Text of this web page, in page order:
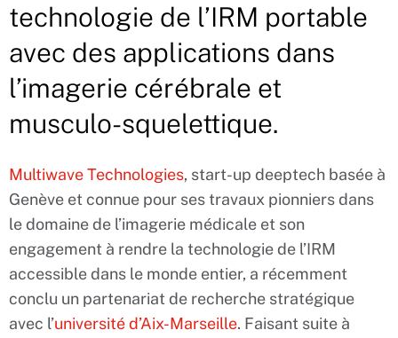
technologie de l’IRM portable
avec des applications dans
l’imagerie cérébrale et
musculo-squelettique.
Multiwave Technologies, start-up deeptech basée à
Genève et connue pour ses travaux pionniers dans
le domaine de l’imagerie médicale et son
engagement à rendre la technologie de l’IRM
accessible dans le monde entier, a récemment
conclu un partenariat de recherche stratégique
avec l’université d’Aix-Marseille. Faisant suite à